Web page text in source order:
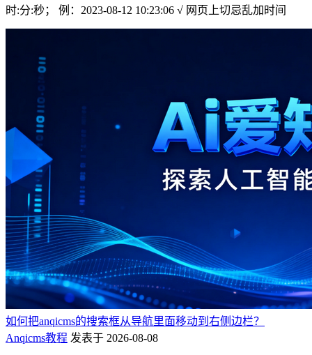
时:分:秒； 例：2023-08-12 10:23:06 √ 网页上切忌乱加时间
如何把anqicms的搜索框从导航里面移动到右侧边栏？
Anqicms教程 发表于 2026-08-08